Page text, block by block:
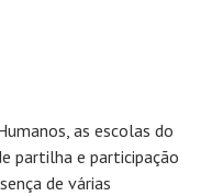
as escolas do
partilha e participação
de várias